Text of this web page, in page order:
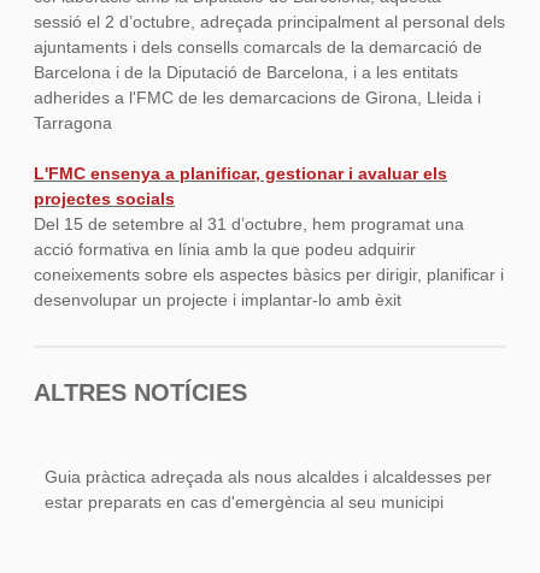
sessió el 2 d’octubre, adreçada principalment al personal dels
ajuntaments i dels consells comarcals de la demarcació de
Barcelona i de la Diputació de Barcelona, i a les entitats
adherides a l'FMC de les demarcacions de Girona, Lleida i
Tarragona
L'FMC ensenya a planificar, gestionar i avaluar els
projectes socials
Del 15 de setembre al 31 d’octubre, hem programat una
acció formativa en línia amb la que podeu adquirir
coneixements sobre els aspectes bàsics per dirigir, planificar i
desenvolupar un projecte i implantar-lo amb èxit
ALTRES NOTÍCIES
Guia pràctica adreçada als nous alcaldes i alcaldesses per
estar preparats en cas d'emergència al seu municipi